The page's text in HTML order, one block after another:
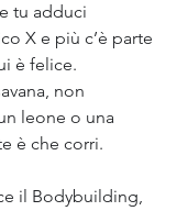
tu adduci
X e più c’è parte
è felice.
non
leone o una
è che corri.
il Bodybuilding,